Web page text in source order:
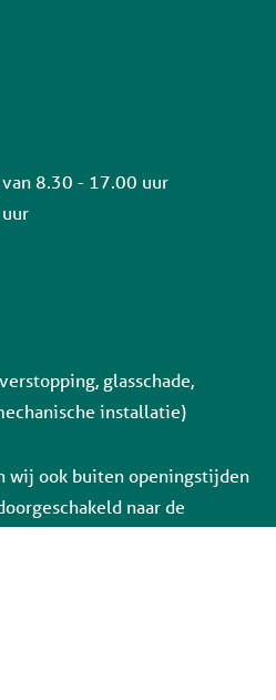
8.30 - 17.00 uur
glasschade,
installatie)
wij ook buiten openingstijden
naar de